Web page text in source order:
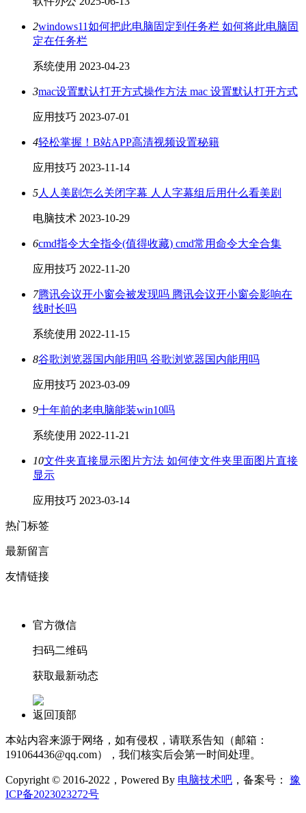
2windows11如何把此电脑固定到任务栏 如何将此电脑固
定在任务栏
系统使用 2023-04-23
3mac设置默认打开方式操作方法 mac 设置默认打开方式
应用技巧 2023-07-01
4轻松掌握！B站APP高清视频设置秘籍
应用技巧 2023-11-14
5人人美剧怎么关闭字幕 人人字幕组后用什么看美剧
电脑技术 2023-10-29
6cmd指令大全指令(值得收藏) cmd常用命令大全合集
应用技巧 2022-11-20
7腾讯会议开小窗会被发现吗 腾讯会议开小窗会影响在
线时长吗
系统使用 2022-11-15
8谷歌浏览器国内能用吗 谷歌浏览器国内能用吗
应用技巧 2023-03-09
9十年前的老电脑能装win10吗
系统使用 2022-11-21
10文件夹直接显示图片方法 如何使文件夹里面图片直接
显示
应用技巧 2023-03-14
热门标签
最新留言
友情链接
官方微信
扫码二维码
获取最新动态
返回顶部
本站内容来源于网络，如有侵权，请联系告知（邮箱：
191064436@qq.com），我们核实后会第一时间处理。
Copyright © 2016-2022，Powered By 电脑技术吧 ，备案号： 豫
ICP备2023023272号